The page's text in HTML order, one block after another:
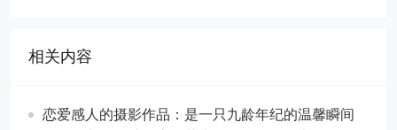
相关内容
恋爱感人的摄影作品：是一只九龄年纪的温馨瞬间